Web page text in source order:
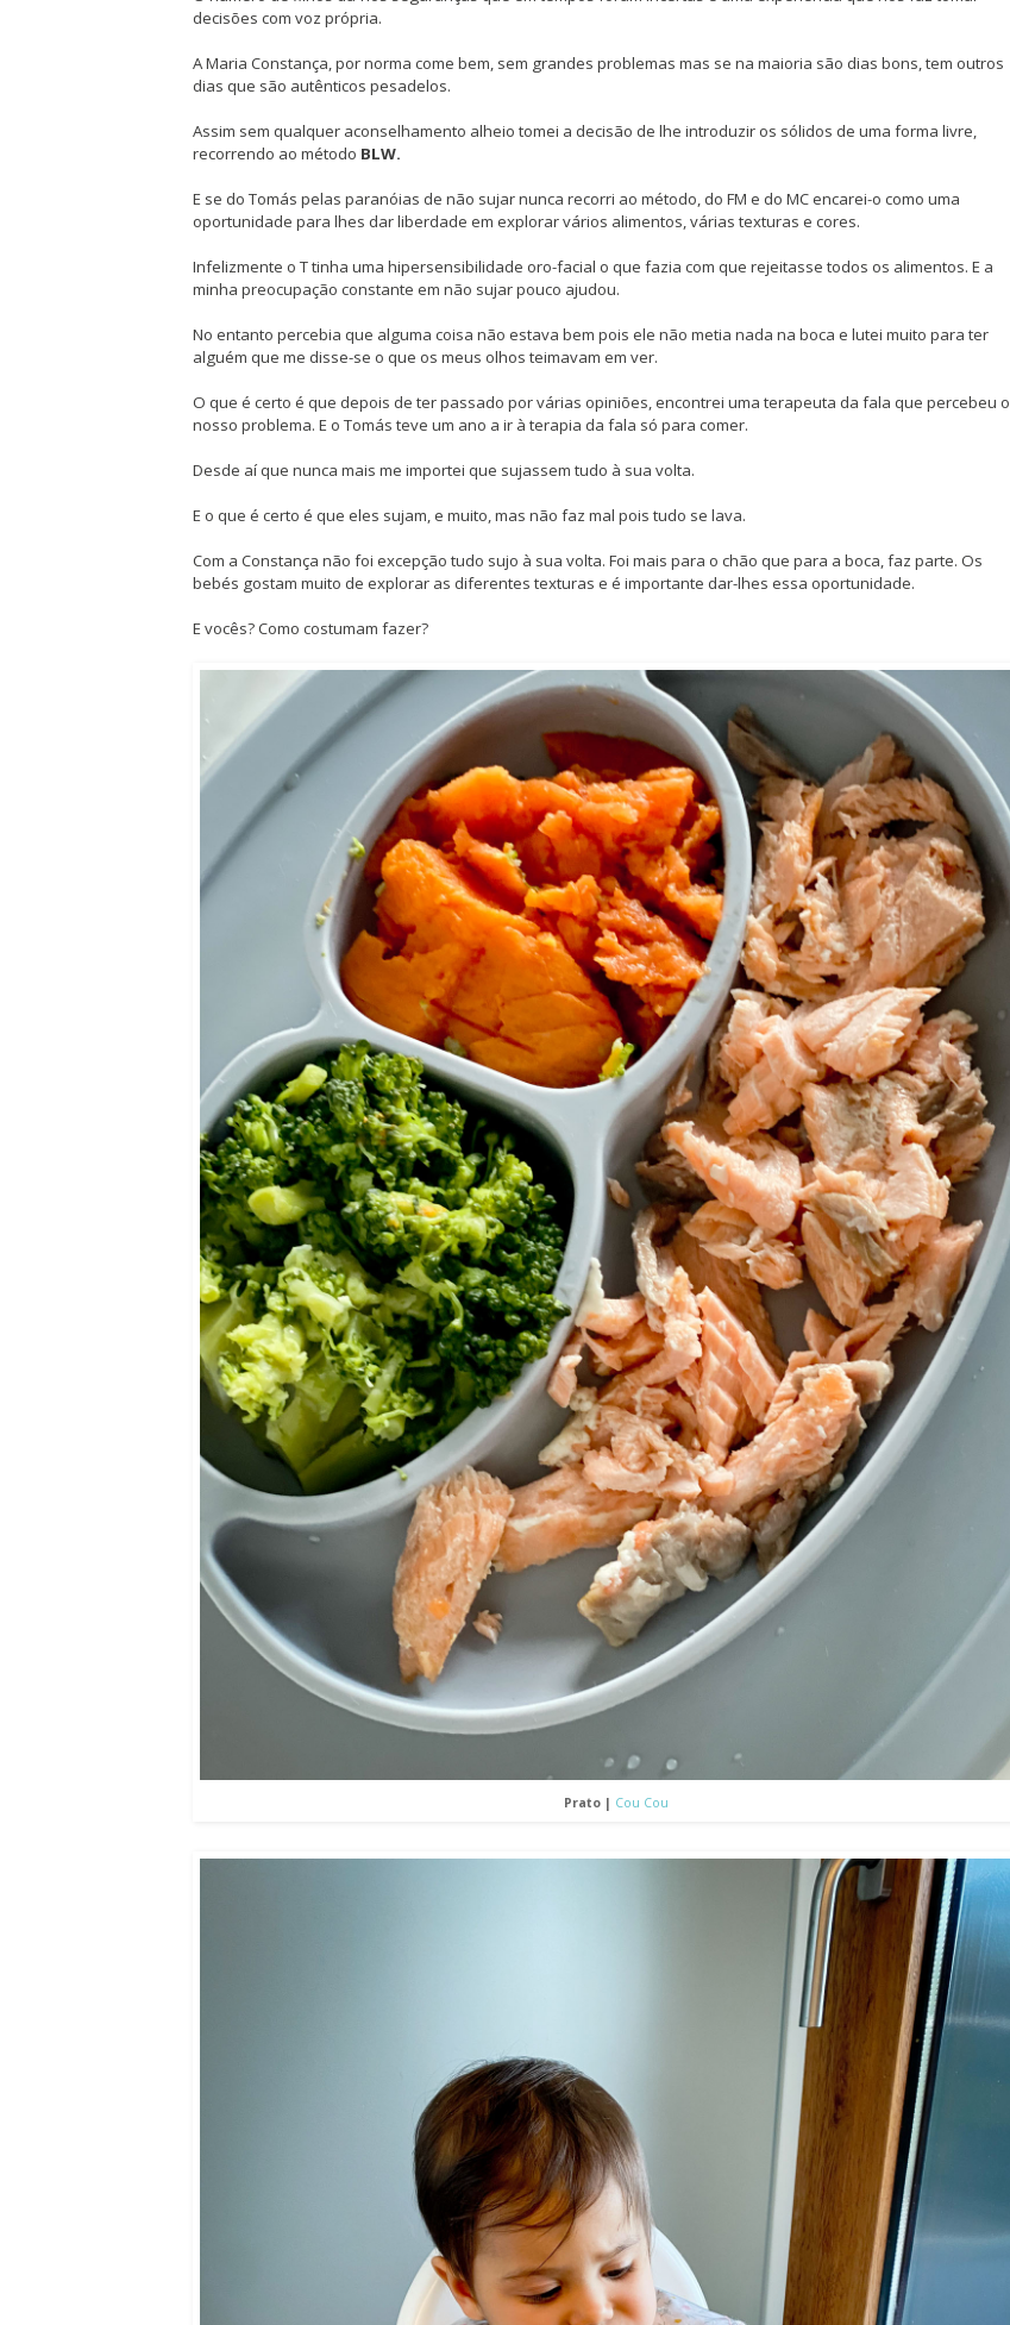
decisões com voz própria.
A Maria Constança, por norma come bem, sem grandes problemas mas se na maioria são dias bons, tem outros
dias que são autênticos pesadelos.
Assim sem qualquer aconselhamento alheio tomei a decisão de lhe introduzir os sólidos de uma forma livre,
recorrendo ao método BLW.
E se do Tomás pelas paranóias de não sujar nunca recorri ao método, do FM e do MC encarei-o como uma
oportunidade para lhes dar liberdade em explorar vários alimentos, várias texturas e cores.
Infelizmente o T tinha uma hipersensibilidade oro-facial o que fazia com que rejeitasse todos os alimentos. E a
minha preocupação constante em não sujar pouco ajudou.
No entanto percebia que alguma coisa não estava bem pois ele não metia nada na boca e lutei muito para ter
alguém que me disse-se o que os meus olhos teimavam em ver.
O que é certo é que depois de ter passado por várias opiniões, encontrei uma terapeuta da fala que percebeu o
nosso problema. E o Tomás teve um ano a ir à terapia da fala só para comer.
Desde aí que nunca mais me importei que sujassem tudo à sua volta.
E o que é certo é que eles sujam, e muito, mas não faz mal pois tudo se lava.
Com a Constança não foi excepção tudo sujo à sua volta. Foi mais para o chão que para a boca, faz parte. Os
bebés gostam muito de explorar as diferentes texturas e é importante dar-lhes essa oportunidade.
E vocês? Como costumam fazer?
Prato | Cou Cou